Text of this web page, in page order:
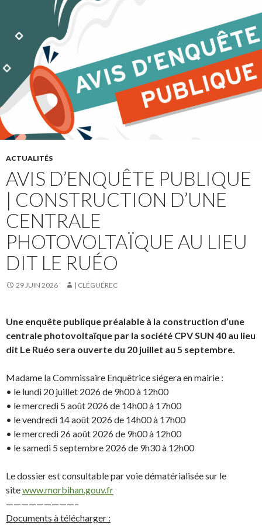
ACTUALITÉS
AVIS D’ENQUÊTE PUBLIQUE
| CONSTRUCTION D’UNE
CENTRALE
PHOTOVOLTAÏQUE AU LIEU
DIT LE RUÉO
29 JUIN 2026 | CLÉGUÉREC
Une enquête publique préalable à la construction d’une
centrale photovoltaïque par la société CPV SUN 40 au lieu
dit Le Ruéo sera ouverte du 20 juillet au 5 septembre.
Madame la Commissaire Enquêtrice siégera en mairie :
• le lundi 20 juillet 2026 de 9h00 à 12h00
• le mercredi 5 août 2026 de 14h00 à 17h00
• le vendredi 14 août 2026 de 14h00 à 17h00
• le mercredi 26 août 2026 de 9h00 à 12h00
• le samedi 5 septembre 2026 de 9h30 à 12h00
Le dossier est consultable par voie dématérialisée sur le
sitewww.morbihan.gouv.fr
—————————–
Documents à télécharger :